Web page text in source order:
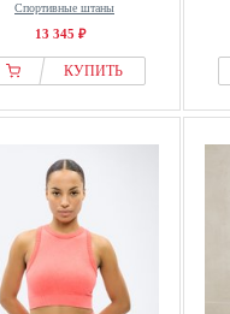
Спортивные штаны
13 345 ₽
КУПИТЬ